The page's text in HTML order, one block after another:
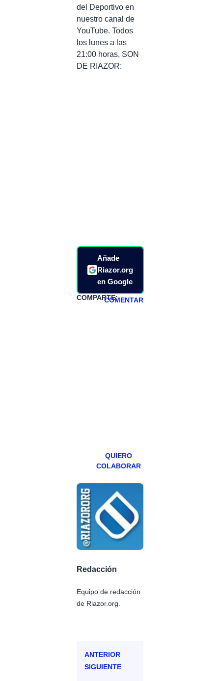
del Deportivo en
nuestro canal de
YouTube. Todos
los lunes a las
21:00 horas, SON
DE RIAZOR:
Añade
Riazor.org
en Google
COMPARTE:COMENTAR
QUIERO
COLABORAR
Redacción
Equipo de redacción
de Riazor.org.
ANTERIOR
SIGUIENTE